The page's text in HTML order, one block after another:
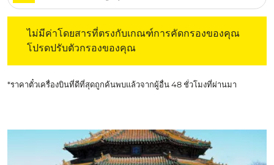
ไม่มีค่าโดยสารที่ตรงกับเกณฑ์การคัดกรองของคุณ
โปรดปรับตัวกรองของคุณ
*ราคาตั๋วเครื่องบินที่ดีที่สุดถูกค้นพบแล้วจากผู้อื่น 48 ชั่วโมงที่ผ่านมา